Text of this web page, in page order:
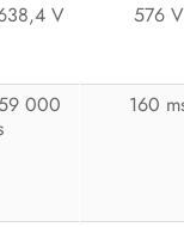
V 576 V
000
160
inversor
equipo